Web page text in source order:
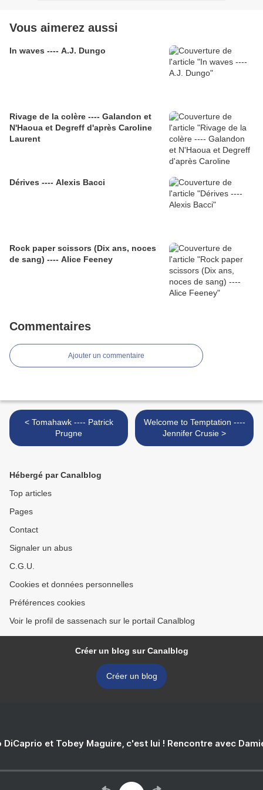
Vous aimerez aussi
In waves ---- A.J. Dungo
Rivage de la colère ---- Galandon et
N'Haoua et Degreff d'après Caroline
Laurent
Dérives ---- Alexis Bacci
Rock paper scissors (Dix ans, noces
de sang) ---- Alice Feeney
Commentaires
Ajouter un commentaire
< Tomahawk ---- Patrick
Prugne
Welcome to Temptation ----
Jennifer Crusie >
Hébergé par Canalblog
Top articles
Pages
Contact
Signaler un abus
C.G.U.
Cookies et données personnelles
Préférences cookies
Voir le profil de sassenach sur le portail Canalblog
Créer un blog sur Canalblog
Créer un blog
DiCaprio et Tobey Maguire, c'est lui ! Rencontre avec